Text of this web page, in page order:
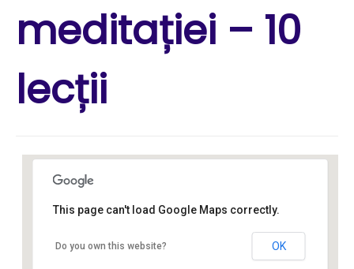
meditației – 10
lecții
Kamala Yoga and Wellness
This page can't load Google Maps correctly.
Do you own this website? OK